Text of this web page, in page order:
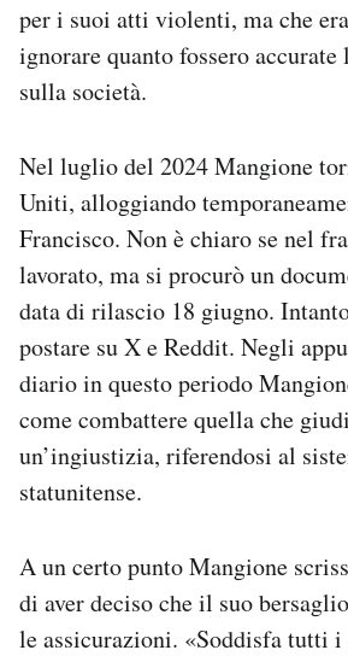
per i suoi atti violenti, ma che
ignorare quanto fossero
sulla società.
Nel luglio del 2024 Mangione
Uniti, alloggiando
Francisco. Non è chiaro se nel
lavorato, ma si procurò un
data di rilascio 18 giugno.
postare su X e Reddit. Negli
diario in questo periodo
come combattere quella che
un’ingiustizia, riferendosi al
statunitense.
A un certo punto Mangione
di aver deciso che il suo
le assicurazioni. «Soddisfa tutti